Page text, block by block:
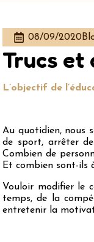
08/09/2020
Trucs et
L’objectif de
Au quotidien, nous
de sport, arrêter
Combien de
Et combien sont-ils
Vouloir modifier le
temps, de la
entretenir la